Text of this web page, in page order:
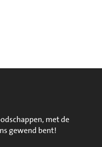
met de
gewend bent!